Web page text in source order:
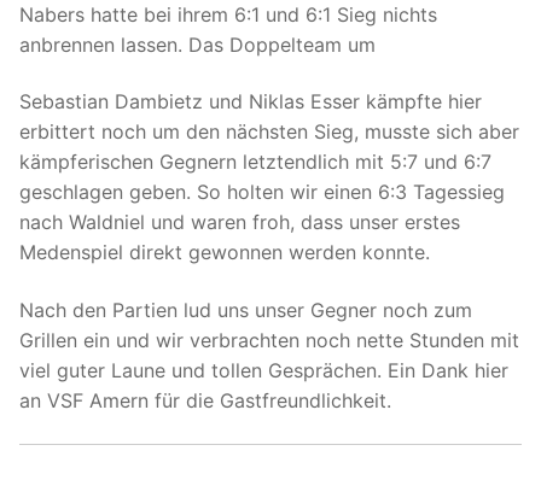
Nabers hatte bei ihrem 6:1 und 6:1 Sieg nichts
anbrennen lassen. Das Doppelteam um
Sebastian Dambietz und Niklas Esser kämpfte hier
erbittert noch um den nächsten Sieg, musste sich aber
kämpferischen Gegnern letztendlich mit 5:7 und 6:7
geschlagen geben. So holten wir einen 6:3 Tagessieg
nach Waldniel und waren froh, dass unser erstes
Medenspiel direkt gewonnen werden konnte.
Nach den Partien lud uns unser Gegner noch zum
Grillen ein und wir verbrachten noch nette Stunden mit
viel guter Laune und tollen Gesprächen. Ein Dank hier
an VSF Amern für die Gastfreundlichkeit.